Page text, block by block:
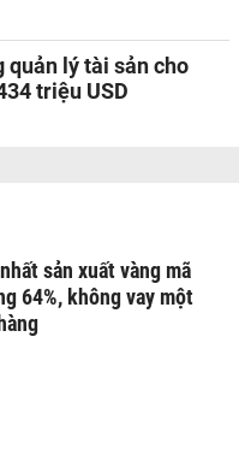
quản lý tài sản cho
triệu USD
sản xuất vàng mã
64%, không vay một